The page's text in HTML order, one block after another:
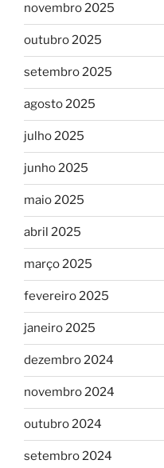
novembro 2025
outubro 2025
setembro 2025
agosto 2025
julho 2025
junho 2025
maio 2025
abril 2025
março 2025
fevereiro 2025
janeiro 2025
dezembro 2024
novembro 2024
outubro 2024
setembro 2024